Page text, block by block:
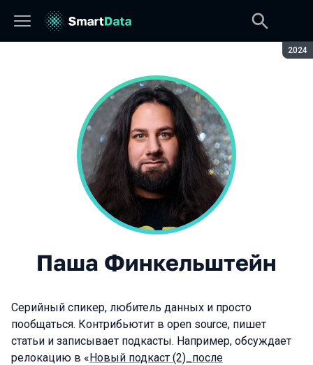
2024
Паша Финкельштейн
Серийный спикер, любитель данных и просто
пообщаться. Контрибьютит в open source, пишет
статьи и записывает подкасты. Например, обсуждает
релокацию в «Новый подкаст (2)_после